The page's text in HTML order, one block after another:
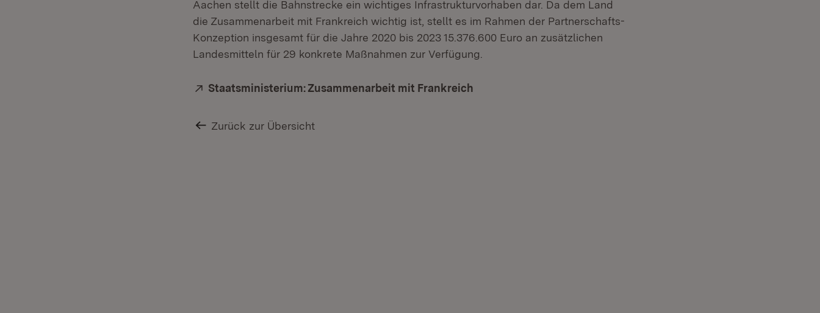
Aachen stellt die Bahnstrecke ein wichtiges Infrastrukturvorhaben dar. Da dem Land
die Zusammenarbeit mit Frankreich wichtig ist, stellt es im Rahmen der Partnerschafts-
Konzeption insgesamt für die Jahre 2020 bis 2023 15.376.600 Euro an zusätzlichen
Landesmitteln für 29 konkrete Maßnahmen zur Verfügung.
Extern:
Staatsministerium: Zusammenarbeit mit Frankreich
Zurück zur Übersicht